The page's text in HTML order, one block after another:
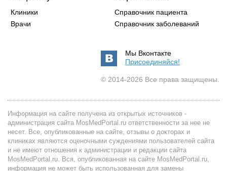
Клиники
Врачи
Справочник пациента
Справочник заболеваний
Мы Вконтакте
Присоединяйся!
© 2014-2026 Все права защищены.
Информация на сайте получена из открытых источников -
администрация сайта MosMedPortal.ru ответственности за нее не
несет. Все, опубликованные на сайте, отзывы о докторах и
клиниках являются оценочными суждениями пользователей сайта
и не имеют отношения к администрации и редакции сайта
MosMedPortal.ru. Вся, опубликованная на сайте MosMedPortal.ru,
информация не может быть использованная для замены